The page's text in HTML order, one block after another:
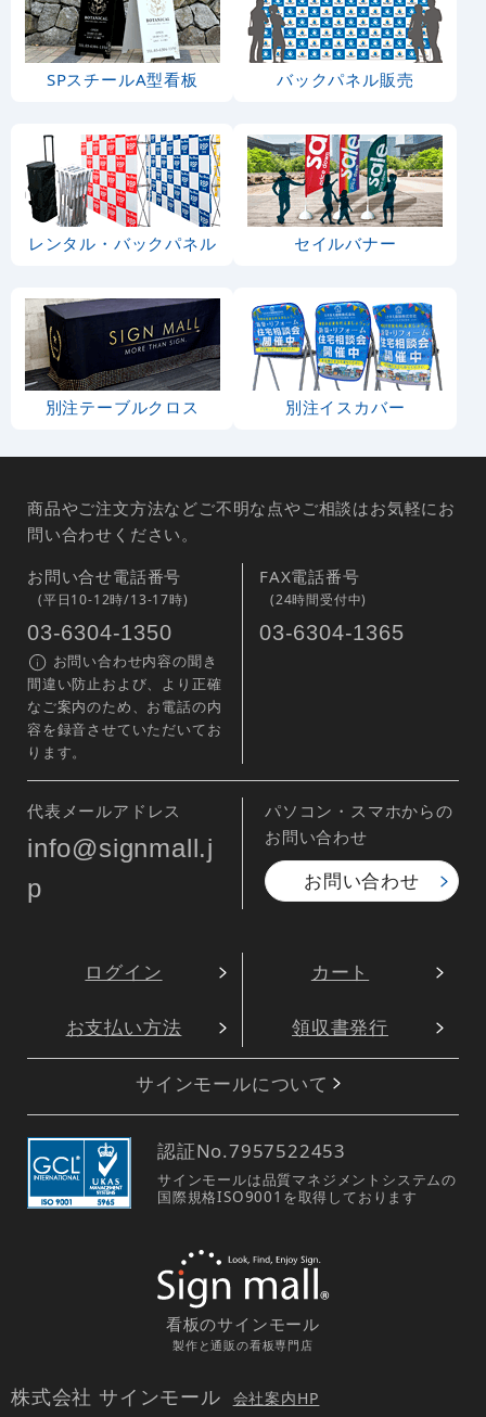
SPスチールA型看板 バックパネル販売
レンタル・バックパネル セイルバナー
別注テーブルクロス 別注イスカバー
商品やご注文方法などご不明な点やご相談はお気軽にお
問い合わせください。
お問い合せ電話番号
(平日10-12時/13-17時)
03-6304-1350
お問い合わせ内容の聞き
間違い防止および、より正確
なご案内のため、お電話の内
容を録音させていただいてお
ります。
FAX電話番号
(24時間受付中)
03-6304-1365
代表メールアドレス
info@signmall.j
p
パソコン・スマホからの
お問い合わせ
お問い合わせ
ログイン カート
お支払い方法 領収書発行
サインモールについて
認証No.7957522453
サインモールは品質マネジメントシステムの
国際規格ISO9001を取得しております
看板のサインモール
製作と通販の看板専門店
株式会社 サインモール 会社案内HP